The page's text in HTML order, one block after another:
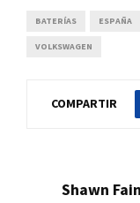
BATERÍAS ESPAÑA
VOLKSWAGEN
COMPARTIR
Shawn